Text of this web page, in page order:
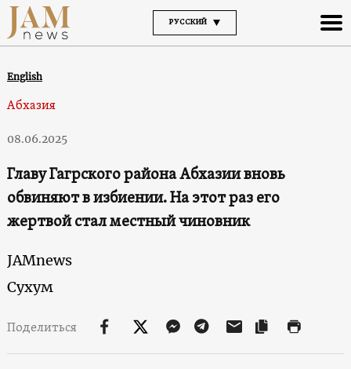
РУССКИЙ
English
Абхазия
08.06.2025
Главу Гагрского района Абхазии вновь
обвиняют в избиении. На этот раз его
жертвой стал местный чиновник
JAMnews
Сухум
Поделиться